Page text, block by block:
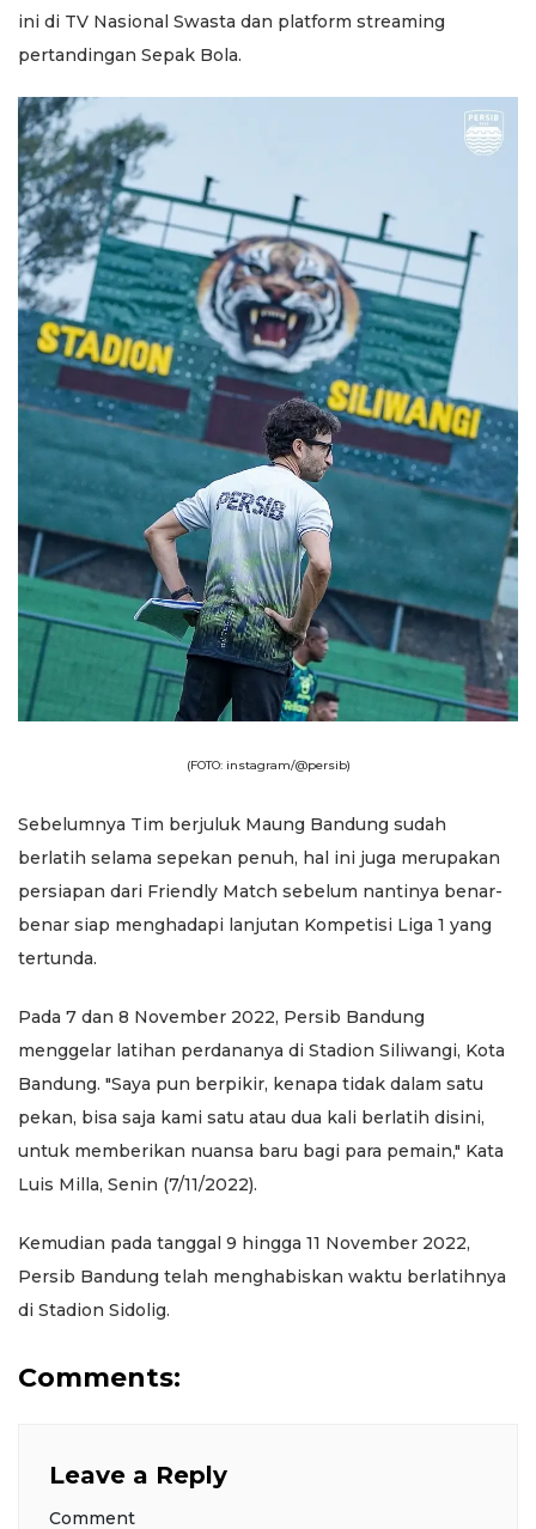
ini di TV Nasional Swasta dan platform streaming
pertandingan Sepak Bola.
(FOTO: instagram/@persib)
Sebelumnya Tim berjuluk Maung Bandung sudah
berlatih selama sepekan penuh, hal ini juga merupakan
persiapan dari Friendly Match sebelum nantinya benar-
benar siap menghadapi lanjutan Kompetisi Liga 1 yang
tertunda.
Pada 7 dan 8 November 2022, Persib Bandung
menggelar latihan perdananya di Stadion Siliwangi, Kota
Bandung. "Saya pun berpikir, kenapa tidak dalam satu
pekan, bisa saja kami satu atau dua kali berlatih disini,
untuk memberikan nuansa baru bagi para pemain," Kata
Luis Milla, Senin (7/11/2022).
Kemudian pada tanggal 9 hingga 11 November 2022,
Persib Bandung telah menghabiskan waktu berlatihnya
di Stadion Sidolig.
Comments:
Leave a Reply
Comment